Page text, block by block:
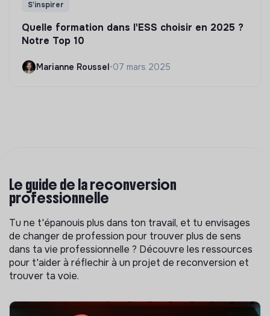
S'inspirer
Quelle formation dans l'ESS choisir en 2025 ?
Notre Top 10
Marianne Roussel•07 mars 2025
Le guide de la reconversion
professionnelle
Tu ne t'épanouis plus dans ton travail, et tu envisages
de changer de profession pour trouver plus de sens
dans ta vie professionnelle ? Découvre les ressources
pour t'aider à réflechir à un projet de reconversion et
trouver ta voie.